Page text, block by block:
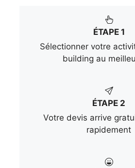
ÉTAPE 1
Sélectionner votre
building au
ÉTAPE 2
Votre devis arrive
rapidement